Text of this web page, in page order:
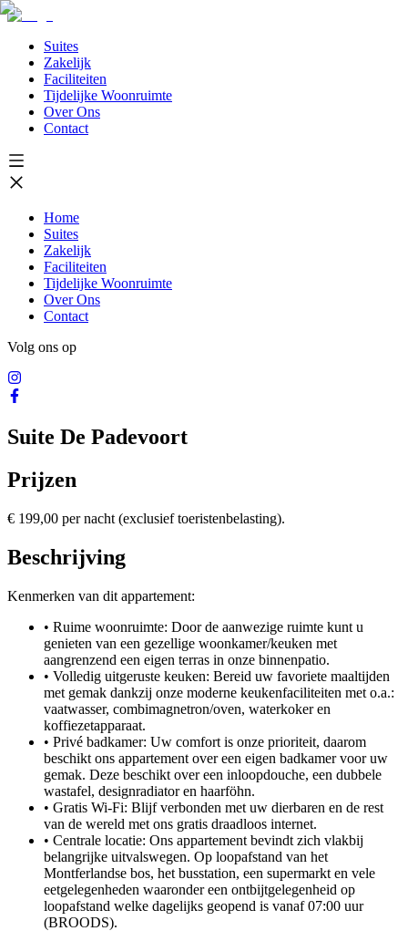
Suites
Zakelijk
Faciliteiten
Tijdelijke Woonruimte
Over Ons
Contact
Home
Suites
Zakelijk
Faciliteiten
Tijdelijke Woonruimte
Over Ons
Contact
Volg ons op
Suite De Padevoort
Prijzen
€ 199,00 per nacht (exclusief toeristenbelasting).
Beschrijving
Kenmerken van dit appartement:
• Ruime woonruimte: Door de aanwezige ruimte kunt u
genieten van een gezellige woonkamer/keuken met
aangrenzend een eigen terras in onze binnenpatio.
• Volledig uitgeruste keuken: Bereid uw favoriete maaltijden
met gemak dankzij onze moderne keukenfaciliteiten met o.a.:
vaatwasser, combimagnetron/oven, waterkoker en
koffiezetapparaat.
• Privé badkamer: Uw comfort is onze prioriteit, daarom
beschikt ons appartement over een eigen badkamer voor uw
gemak. Deze beschikt over een inloopdouche, een dubbele
wastafel, designradiator en haarföhn.
• Gratis Wi-Fi: Blijf verbonden met uw dierbaren en de rest
van de wereld met ons gratis draadloos internet.
• Centrale locatie: Ons appartement bevindt zich vlakbij
belangrijke uitvalswegen. Op loopafstand van het
Montferlandse bos, het busstation, een supermarkt en vele
eetgelegenheden waaronder een ontbijtgelegenheid op
loopafstand welke dagelijks geopend is vanaf 07:00 uur
(BROODS).